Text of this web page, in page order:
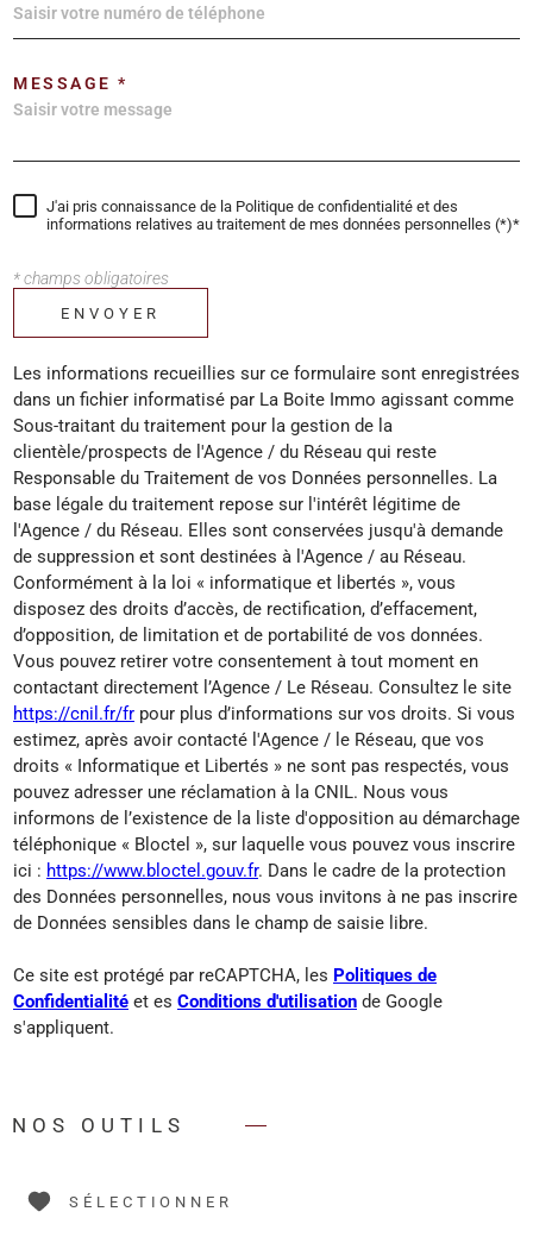
MESSAGE *
J'ai pris connaissance de la Politique de confidentialité et des
informations relatives au traitement de mes données personnelles (*)*
* champs obligatoires
ENVOYER
Les informations recueillies sur ce formulaire sont enregistrées
dans un fichier informatisé par La Boite Immo agissant comme
Sous-traitant du traitement pour la gestion de la
clientèle/prospects de l'Agence / du Réseau qui reste
Responsable du Traitement de vos Données personnelles. La
base légale du traitement repose sur l'intérêt légitime de
l'Agence / du Réseau. Elles sont conservées jusqu'à demande
de suppression et sont destinées à l'Agence / au Réseau.
Conformément à la loi « informatique et libertés », vous
disposez des droits d’accès, de rectification, d’effacement,
d’opposition, de limitation et de portabilité de vos données.
Vous pouvez retirer votre consentement à tout moment en
contactant directement l’Agence / Le Réseau. Consultez le site
https://cnil.fr/fr pour plus d’informations sur vos droits. Si vous
estimez, après avoir contacté l'Agence / le Réseau, que vos
droits « Informatique et Libertés » ne sont pas respectés, vous
pouvez adresser une réclamation à la CNIL. Nous vous
informons de l’existence de la liste d'opposition au démarchage
téléphonique « Bloctel », sur laquelle vous pouvez vous inscrire
ici : https://www.bloctel.gouv.fr. Dans le cadre de la protection
des Données personnelles, nous vous invitons à ne pas inscrire
de Données sensibles dans le champ de saisie libre.
Ce site est protégé par reCAPTCHA, les Politiques de
Confidentialité et es Conditions d'utilisation de Google
s'appliquent.
NOS OUTILS
SÉLECTIONNER